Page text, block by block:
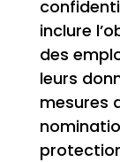
inclure
des
leurs
mesures